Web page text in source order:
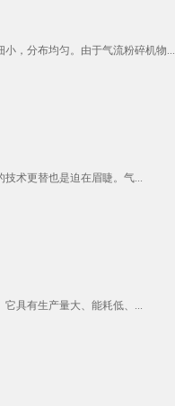
，分布均匀。由于气流粉碎机物...
术更替也是迫在眉睫。气...
具有生产量大、能耗低、...